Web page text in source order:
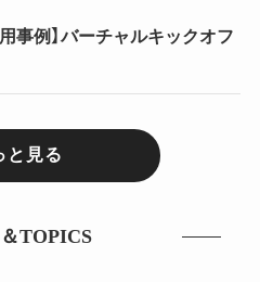
事例】バーチャルキックオフ
と見る
TOPICS